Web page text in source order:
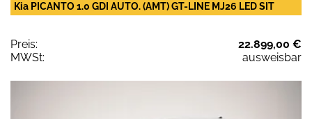
Kia PICANTO 1.0 GDI AUTO. (AMT) GT-LINE MJ26 LED SIT
Preis:
22.899,00 €
MWSt:
ausweisbar